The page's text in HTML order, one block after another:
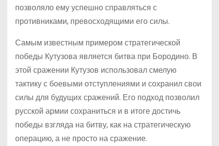
позволяло ему успешно справляться с
противниками, превосходящими его силы.
Самым известным примером стратегической
победы Кутузова является битва при Бородино. В
этой сражении Кутузов использовал смелую
тактику с боевыми отступлениями и сохранил свои
силы для будущих сражений. Его подход позволил
русской армии сохраниться и в итоге достичь
победы взгляда на битву, как на стратегическую
операцию, а не просто на сражение.